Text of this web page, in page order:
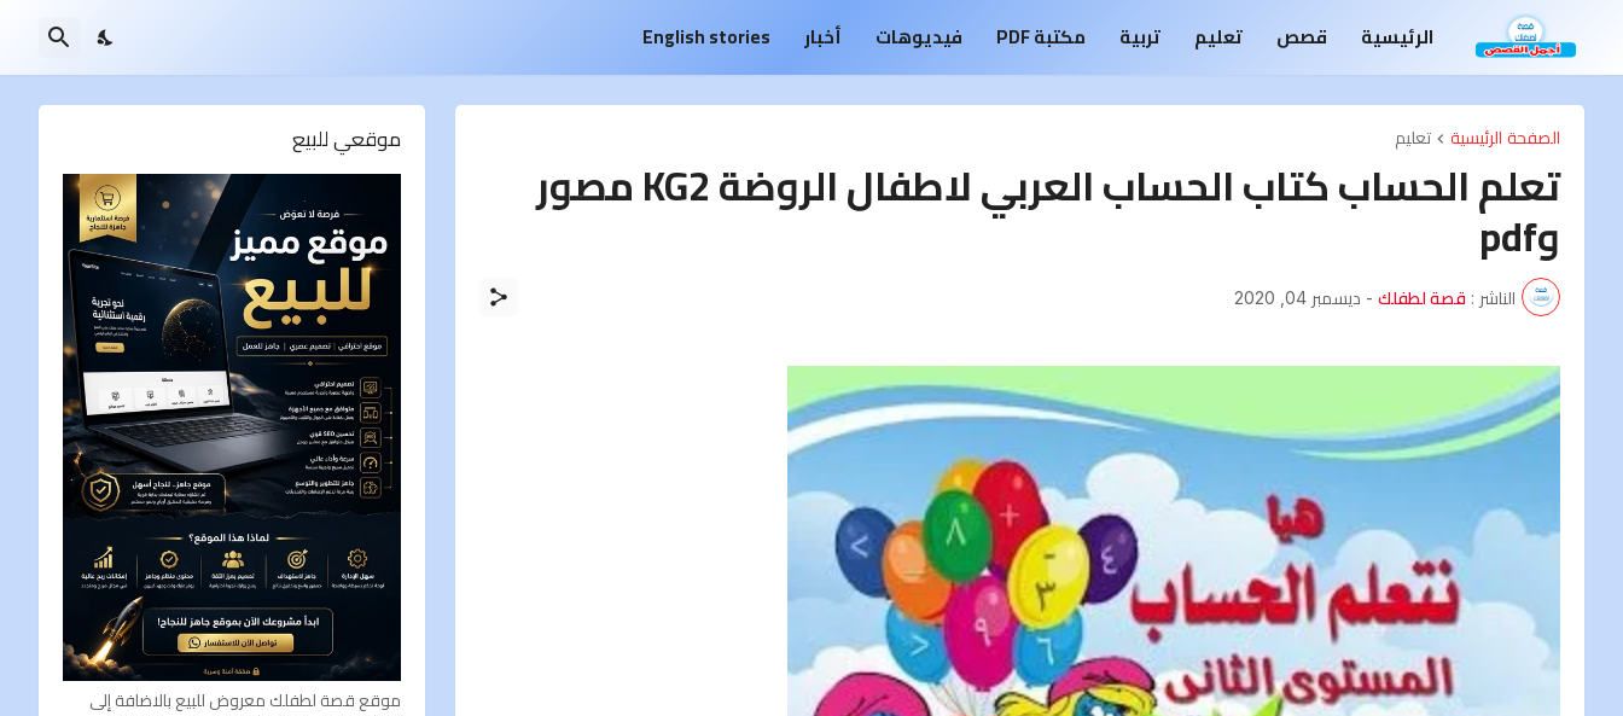
الرئيسية قصص تعليم تربية مكتبة PDF فيديوهات أخبار English stories
الصفحة الرئيسية تعليم
تعلم الحساب كتاب الحساب العربي لاطفال الروضة KG2 مصور
وpdf
الناشر : قصة لطفلك - ديسمبر 04, 2020
موقعي للبيع
موقع قصة لطفلك معروض للبيع بالاضافة إلى